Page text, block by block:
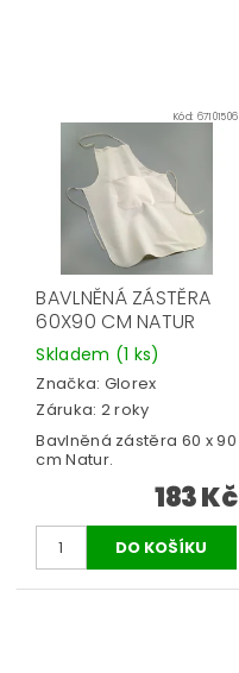
Kód: 67101506
BAVLNĚNÁ ZÁSTĚRA
60X90 CM NATUR
Skladem (1 ks)
Značka: Glorex
Záruka: 2 roky
Bavlněná zástěra 60 x 90
cm Natur.
183 Kč